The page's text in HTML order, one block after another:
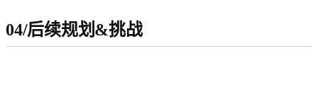
04/后续规划&挑战